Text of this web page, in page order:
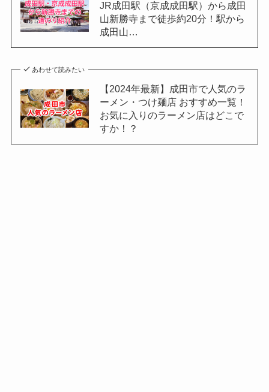
JR成田駅（京成成田駅）から成田
山新勝寺まで徒歩約20分！駅から
成田山…
あわせて読みたい
【2024年最新】成田市で人気のラ
ーメン・つけ麺店 おすすめ一覧！
お気に入りのラーメン店はどこで
すか！？